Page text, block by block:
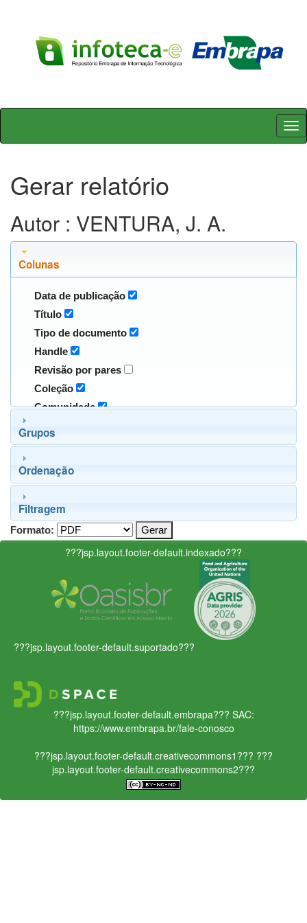
Skip
Gerar relatório
Autor : VENTURA, J. A.
Colunas
Data de publicação
Título
Tipo de documento
Handle
Revisão por pares
Coleção
Comunidade
Grupos
Ordenação
Filtragem
Formato:
???jsp.layout.footer-default.indexado???
???jsp.layout.footer-default.suportado???
???jsp.layout.footer-default.embrapa??? SAC:
https://www.embrapa.br/fale-conosco
???jsp.layout.footer-default.creativecommons1??? ???
jsp.layout.footer-default.creativecommons2???